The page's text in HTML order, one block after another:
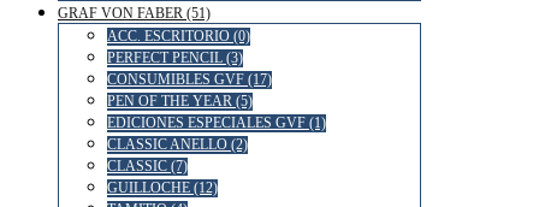
GRAF VON FABER (51)
ACC. ESCRITORIO (0)
PERFECT PENCIL (3)
CONSUMIBLES GVF (17)
PEN OF THE YEAR (5)
EDICIONES ESPECIALES GVF (1)
CLASSIC ANELLO (2)
CLASSIC (7)
GUILLOCHE (12)